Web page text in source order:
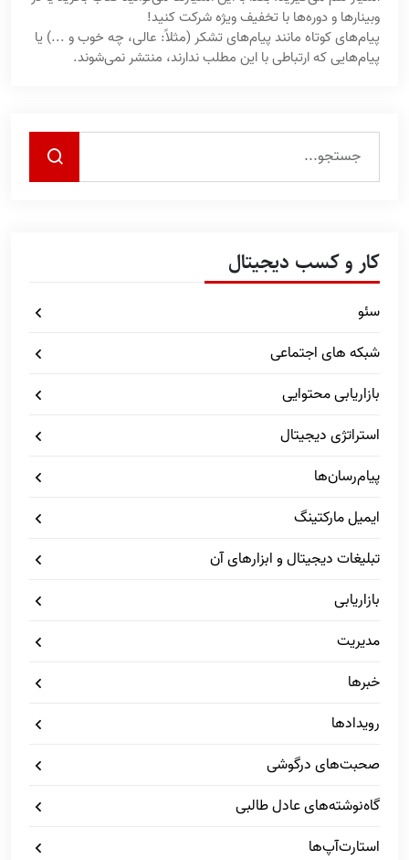
وبینارها و دوره‌ها با تخفیف ویژه شرکت کنید!
پیام‌های کوتاه مانند پیام‌های تشکر (مثلاً: عالی، چه خوب و ...) یا
پیام‌هایی که ارتباطی با این مطلب ندارند، منتشر نمی‌شوند.
کار و کسب دیجیتال
سئو
شبکه های اجتماعی
بازاریابی محتوایی
استراتژی دیجیتال
پیام‌رسان‌ها
ایمیل مارکتینگ
تبلیغات دیجیتال و ابزارهای آن
بازاریابی
مدیریت
خبرها
رویدادها
صحبت‌های درگوشی
گاه‌نوشته‌های عادل طالبی
استارت‌آپ‌ها